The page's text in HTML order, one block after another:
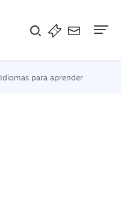
Idiomas para aprender